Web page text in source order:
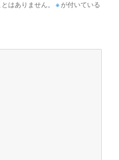
はありません。 ※ が付いている